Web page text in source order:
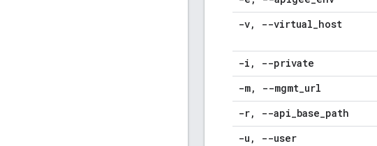
-v, --virtual_host
-i , --private
-m, --mgmt_url
-r, --api_base_path
-u , --user